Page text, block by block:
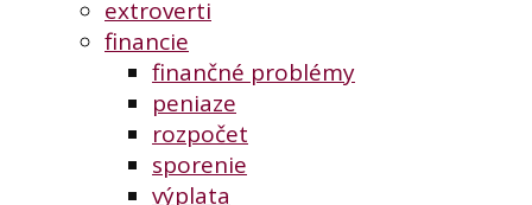
extroverti
financie
finančné problémy
peniaze
rozpočet
sporenie
výplata